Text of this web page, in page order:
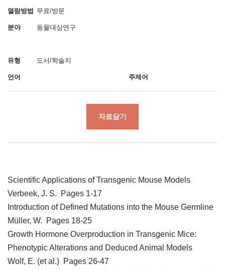
열람방법 무료/방문
분야 동물대상연구
유형 도서/학술지
언어 주제어
자료담기
Scientific Applications of Transgenic Mouse Models
Verbeek, J. S. Pages 1-17
Introduction of Defined Mutations into the Mouse Germline
Müller, W. Pages 18-25
Growth Hormone Overproduction in Transgenic Mice:
Phenotypic Alterations and Deduced Animal Models
Wolf, E. (et al.) Pages 26-47